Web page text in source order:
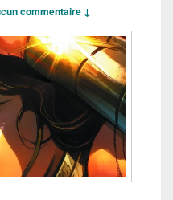
commentaire ↓